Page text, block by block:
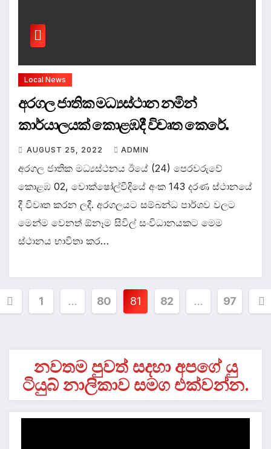
Local News
අරගල ජාතික මධ්‍යස්ථාන නමින්
කාර්යාලයක් කොළඹදී විවෘත කෙරේ.
AUGUST 25, 2022 ADMIN
අරගල ජාතික මධ්‍යස්ථනය ඊයේ (24) පෙරවරුවේ
කොළඹ 02, වොක්ෂෝල්වීදියේ අංක 143 දරණ ස්ථානයේ
දී විවෘත කරන ලදී. අරගලයට සම්බන්ධ පාර්ශව වලට
මෙන්ම වෙනත් ඕනෑම සිවිල් සංවිධානයකට මෙම
ස්ථානය භාවිතා කර…
1 … 80 81 82 … 97
නවතම පුවත් සදහා අපගේ යු
ටියුබ් නාලිකාව සමග එක්වන්න.